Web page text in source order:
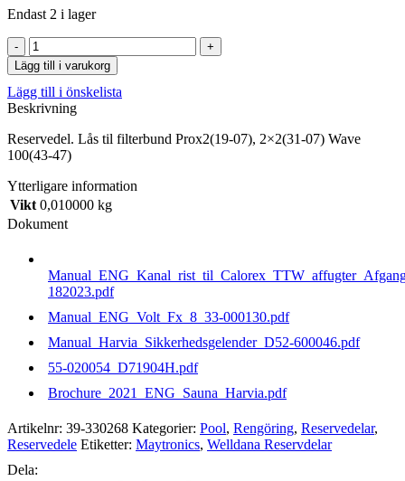
Endast 2 i lager
Lås
til
filterbund
Prox2(19-
07),
07)
Wave
47)
mängd
Lägg till i varukorg
Lägg till i önskelista
Beskrivning
Reservedel. Lås til filterbund Prox2(19-07), 2×2(31-07) Wave
100(43-47)
Ytterligare information
Vikt 0,010000 kg
Dokument
182023.pdf
Manual_ENG_Volt_Fx_8_33-000130.pdf
Manual_Harvia_Sikkerhedsgelender_D52-600046.pdf
55-020054_D71904H.pdf
Brochure_2021_ENG_Sauna_Harvia.pdf
Artikelnr: 39-330268 Kategorier: Pool, Rengöring, Reservedelar,
Reservedele Etiketter: Maytronics, Welldana Reservdelar
Dela: